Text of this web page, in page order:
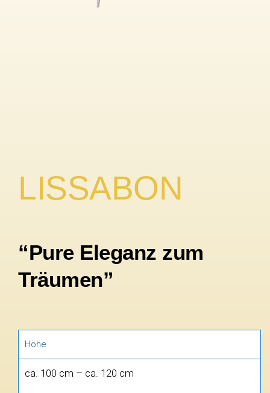
LISSABON
“Pure Eleganz zum
Träumen”
Höhe
ca. 100 cm – ca. 120 cm